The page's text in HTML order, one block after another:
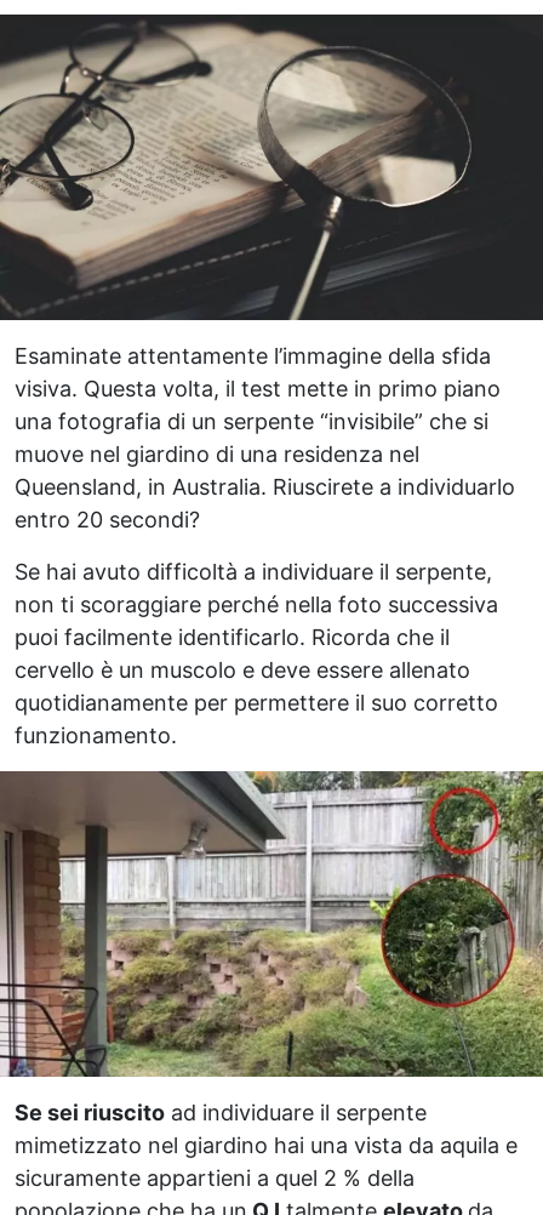
Esaminate attentamente l’immagine della sfida
visiva. Questa volta, il test mette in primo piano
una fotografia di un serpente “invisibile” che si
muove nel giardino di una residenza nel
Queensland, in Australia. Riuscirete a individuarlo
entro 20 secondi?
Se hai avuto difficoltà a individuare il serpente,
non ti scoraggiare perché nella foto successiva
puoi facilmente identificarlo. Ricorda che il
cervello è un muscolo e deve essere allenato
quotidianamente per permettere il suo corretto
funzionamento.
Se sei riuscito ad individuare il serpente
mimetizzato nel giardino hai una vista da aquila e
sicuramente appartieni a quel 2 % della